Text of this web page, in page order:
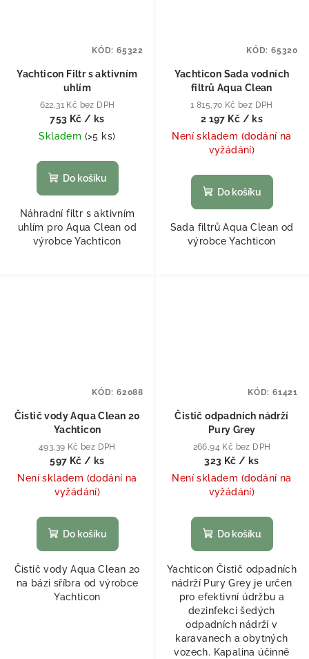
Yachticon Filtr s aktivním
uhlím
622,31 Kč bez DPH
753 Kč/ ks
Skladem (>5 ks)
Do košíku
Náhradní filtr s aktivním
uhlím pro Aqua Clean od
výrobce Yachticon
KÓD: 65322
Yachticon Sada vodních
filtrů Aqua Clean
1 815,70 Kč bez DPH
2 197 Kč / ks
Není skladem (dodání na
vyžádání)
Do košíku
Sada filtrů Aqua Clean od
výrobce Yachticon
KÓD: 65320
Čistič vody Aqua Clean 20
Yachticon
493,39 Kč bez DPH
597 Kč / ks
Není skladem (dodání na
vyžádání)
Do košíku
Čistič vody Aqua Clean 20
na bázi sříbra od výrobce
Yachticon
KÓD: 62088
Čistič odpadních nádrží
Pury Grey
266,94 Kč bez DPH
323 Kč / ks
Není skladem (dodání na
vyžádání)
Do košíku
Yachticon Čistič odpadních
nádrží Pury Grey je určen
pro efektivní údržbu a
dezinfekci šedých
odpadních nádrží v
karavanech a obytných
vozech. Kapalina účinně
KÓD: 61421